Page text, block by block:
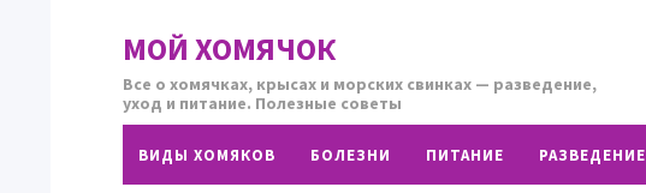
МОЙ ХОМЯЧОК
Все о хомячках, крысах и морских свинках — разведение,
уход и питание. Полезные советы
ВИДЫ ХОМЯКОВ БОЛЕЗНИ ПИТАНИЕ РАЗВЕДЕНИЕ